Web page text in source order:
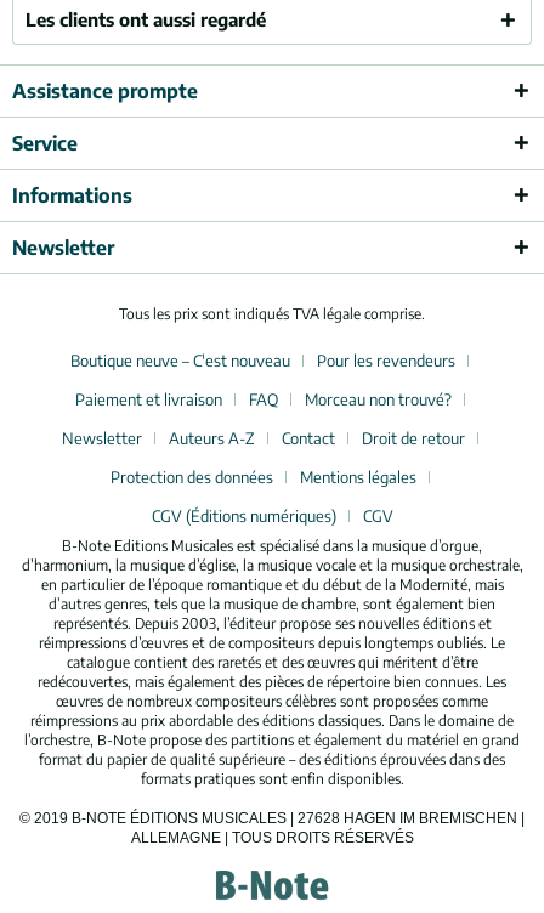
Les clients ont aussi regardé
Assistance prompte
Service
Informations
Newsletter
Tous les prix sont indiqués TVA légale comprise.
Boutique neuve – C'est nouveau
Pour les revendeurs
Paiement et livraison
FAQ
Morceau non trouvé?
Newsletter
Auteurs A-Z Contact
Droit de retour
Protection des données
Mentions légales
CGV (Éditions numériques)
CGV
B-Note Editions Musicales est spécialisé dans la musique d’orgue,
d’harmonium, la musique d’église, la musique vocale et la musique orchestrale,
en particulier de l’époque romantique et du début de la Modernité, mais
d’autres genres, tels que la musique de chambre, sont également bien
représentés. Depuis 2003, l’éditeur propose ses nouvelles éditions et
réimpressions d’œuvres et de compositeurs depuis longtemps oubliés. Le
catalogue contient des raretés et des œuvres qui méritent d’être
redécouvertes, mais également des pièces de répertoire bien connues. Les
œuvres de nombreux compositeurs célèbres sont proposées comme
réimpressions au prix abordable des éditions classiques. Dans le domaine de
l’orchestre, B-Note propose des partitions et également du matériel en grand
format du papier de qualité supérieure – des éditions éprouvées dans des
formats pratiques sont enfin disponibles.
© 2019 B-NOTE ÉDITIONS MUSICALES | 27628 HAGEN IM BREMISCHEN |
ALLEMAGNE | TOUS DROITS RÉSERVÉS